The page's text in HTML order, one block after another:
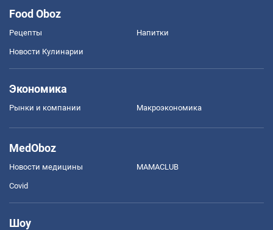
Food Oboz
Рецепты Напитки
Новости Кулинарии
Экономика
Рынки и компании Mакроэкономика
MedOboz
Новости медицины MAMACLUB
Covid
Шоу